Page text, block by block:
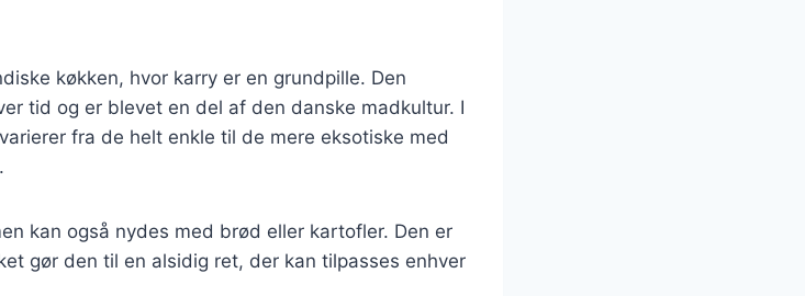
køkken, hvor karry er en grundpille. Den
tid og er blevet en del af den danske madkultur. I
fra de helt enkle til de mere eksotiske med
kan også nydes med brød eller kartofler. Den er
gør den til en alsidig ret, der kan tilpasses enhver